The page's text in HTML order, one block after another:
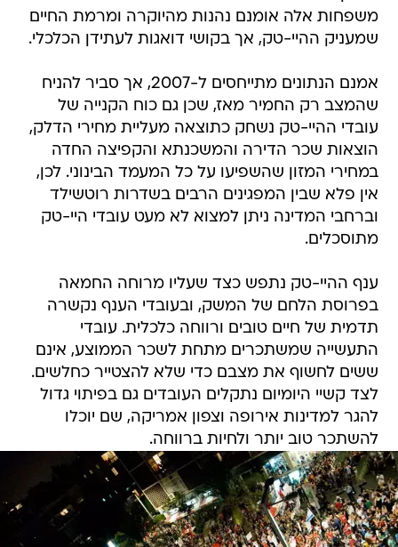
משפחות אלה אומנם נהנות מהיוקרה ומרמת החיים
שמעניק ההיי-טק, אך בקושי דואגות לעתידן הכלכלי.
אמנם הנתונים מתייחסים ל-2007, אך סביר להניח
שהמצב רק החמיר מאז, שכן גם כוח הקנייה של
עובדי ההיי-טק נשחק כתוצאה מעליית מחירי הדלק,
הוצאות שכר הדירה והמשכנתא והקפיצה החדה
במחירי המזון שהשפיעו על כל המעמד הבינוני. לכן,
אין פלא שבין המפגינים הרבים בשדרות רוטשילד
וברחבי המדינה ניתן למצוא לא מעט עובדי היי-טק
מתוסכלים.
ענף ההיי-טק נתפש כצד שעליו מרוחה החמאה
בפרוסת הלחם של המשק, ובעובדי הענף נקשרה
תדמית של חיים טובים ורווחה כלכלית. עובדי
התעשייה שמשתכרים מתחת לשכר הממוצע, אינם
ששים לחשוף את מצבם כדי שלא להצטייר כחלשים.
לצד קשיי היומיום נתקלים העובדים גם בפיתוי גדול
להגר למדינות אירופה וצפון אמריקה, שם יוכלו
להשתכר טוב יותר ולחיות ברווחה.